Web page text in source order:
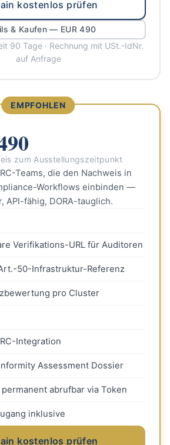
kostenlos prüfen
& Kaufen — EUR 490
90 Tage · Rechnung mit USt.-IdNr.
auf Anfrage
EMPFOHLEN
zum Ausstellungszeitpunkt
Teams, die den Nachweis in
Workflows einbinden —
API-fähig, DORA-tauglich.
Verifikations-URL für Auditoren
50-Infrastruktur-Referenz
pro Cluster
Integration
Assessment Dossier
abrufbar via Token
inklusive
kostenlos prüfen